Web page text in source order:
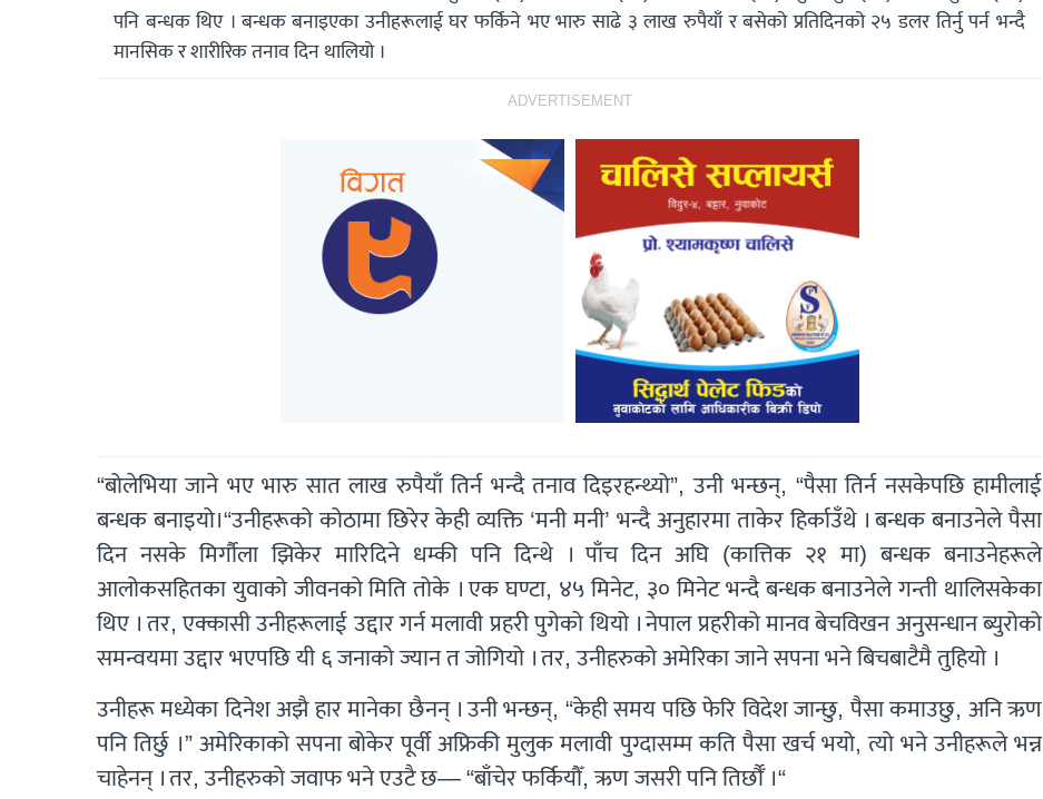
पनि बन्धक थिए । बन्धक बनाइएका उनीहरूलाई घर फर्किने भए भारु साढे ३ लाख रुपैयाँ र बसेको प्रतिदिनको २५ डलर तिर्नु पर्न भन्दै
मानसिक र शारीरिक तनाव दिन थालियो ।
ADVERTISEMENT
“बोलेभिया जाने भए भारु सात लाख रुपैयाँ तिर्न भन्दै तनाव दिइरहन्थ्यो”, उनी भन्छन्, “पैसा तिर्न नसकेपछि हामीलाई
बन्धक बनाइयो।“उनीहरूको कोठामा छिरेर केही व्यक्ति ‘मनी मनी’ भन्दै अनुहारमा ताकेर हिर्काउँथे । बन्धक बनाउनेले पैसा
दिन नसके मिर्गौला झिकेर मारिदिने धम्की पनि दिन्थे । पाँच दिन अघि (कात्तिक २१ मा) बन्धक बनाउनेहरूले
आलोकसहितका युवाको जीवनको मिति तोके । एक घण्टा, ४५ मिनेट, ३० मिनेट भन्दै बन्धक बनाउनेले गन्ती थालिसकेका
थिए । तर, एक्कासी उनीहरूलाई उद्दार गर्न मलावी प्रहरी पुगेको थियो । नेपाल प्रहरीको मानव बेचविखन अनुसन्धान ब्युरोको
समन्वयमा उद्दार भएपछि यी ६ जनाको ज्यान त जोगियो । तर, उनीहरुको अमेरिका जाने सपना भने बिचबाटैमै तुहियो ।
उनीहरू मध्येका दिनेश अझै हार मानेका छैनन् । उनी भन्छन्, “केही समय पछि फेरि विदेश जान्छु, पैसा कमाउछु, अनि ऋण
पनि तिर्छु ।” अमेरिकाको सपना बोकेर पूर्वी अफ्रिकी मुलुक मलावी पुग्दासम्म कति पैसा खर्च भयो, त्यो भने उनीहरूले भन्न
चाहेनन् । तर, उनीहरुको जवाफ भने एउटै छ— “बाँचेर फर्कियौँ, ऋण जसरी पनि तिर्छौँ ।“